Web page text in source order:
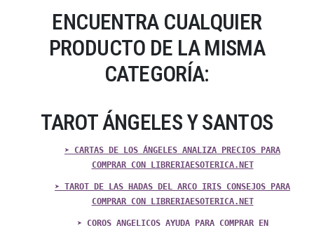
ENCUENTRA CUALQUIER
PRODUCTO DE LA MISMA
CATEGORÍA:
TAROT ÁNGELES Y SANTOS
➤ CARTAS DE LOS ÁNGELES ANALIZA PRECIOS PARA
COMPRAR CON LIBRERIAESOTERICA.NET
➤ TAROT DE LAS HADAS DEL ARCO IRIS CONSEJOS PARA
COMPRAR CON LIBRERIAESOTERICA.NET
➤ COROS ANGELICOS AYUDA PARA COMPRAR EN